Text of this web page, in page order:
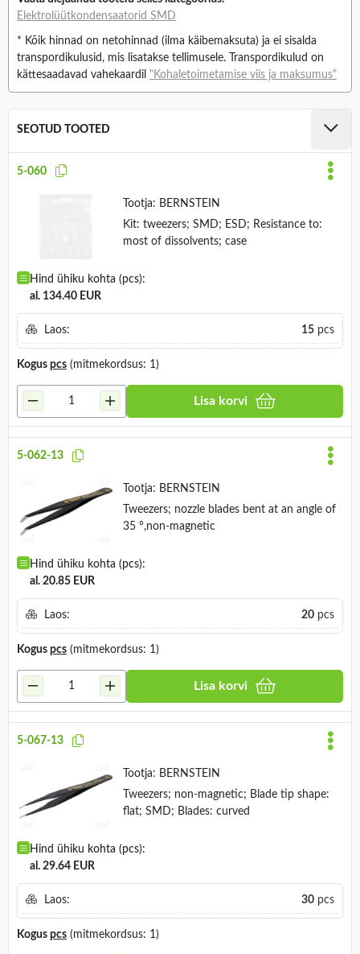
Elektrolüütkondensaatorid SMD
* Kõik hinnad on netohinnad (ilma käibemaksuta) ja ei sisalda
transpordikulusid, mis lisatakse tellimusele. Transpordikulud on
kättesaadavad vahekaardil "Kohaletoimetamise viis ja maksumus"
SEOTUD TOOTED
5-060
Tootja: BERNSTEIN
Kit: tweezers; SMD; ESD; Resistance to:
most of dissolvents; case
Hind ühiku kohta (pcs):
al. 134.40 EUR
Laos: 15 pcs
Kogus pcs (mitmekordsus: 1)
Lisa korvi
5-062-13
Tootja: BERNSTEIN
Tweezers; nozzle blades bent at an angle of
35 °,non-magnetic
Hind ühiku kohta (pcs):
al. 20.85 EUR
Laos: 20 pcs
Kogus pcs (mitmekordsus: 1)
Lisa korvi
5-067-13
Tootja: BERNSTEIN
Tweezers; non-magnetic; Blade tip shape:
flat; SMD; Blades: curved
Hind ühiku kohta (pcs):
al. 29.64 EUR
Laos: 30 pcs
Kogus pcs (mitmekordsus: 1)